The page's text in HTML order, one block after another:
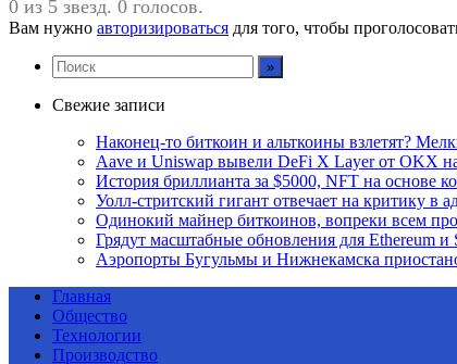
0 из 5 звезд. 0 голосов.
Вам нужно авторизироваться для того, чтобы
Свежие записи
Наконец-то биткоин и альткоины взлетят?
Aave и Uniswap вывели DeFi X Layer от OKX
История бриллианта за $5000, NFT на основе
Уолл-стритский гигант отвечает на критику в
Одинокий майнер биткоинов, вопреки всем
Грядут масштабные обновления для Ethereum и
Аэропорты Бугульмы и Нижнекамска
Главная
Общество
Технологии
Производство